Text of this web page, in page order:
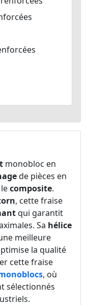
monobloc en
de pièces en
composite.
, cette fraise
qui garantit
Sa hélice
meilleure
la qualité
cette fraise
, où
sélectionnés